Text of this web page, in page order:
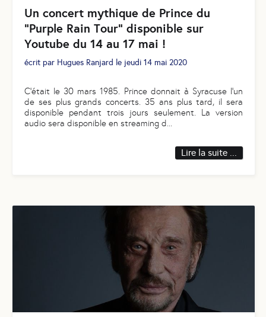
Un concert mythique de Prince du
“Purple Rain Tour” disponible sur
Youtube du 14 au 17 mai !
écrit par Hugues Ranjard le jeudi 14 mai 2020
C’était le 30 mars 1985. Prince donnait à Syracuse l’un
de ses plus grands concerts. 35 ans plus tard, il sera
disponible pendant trois jours seulement. La version
audio sera disponible en streaming d
Lire la suite ...